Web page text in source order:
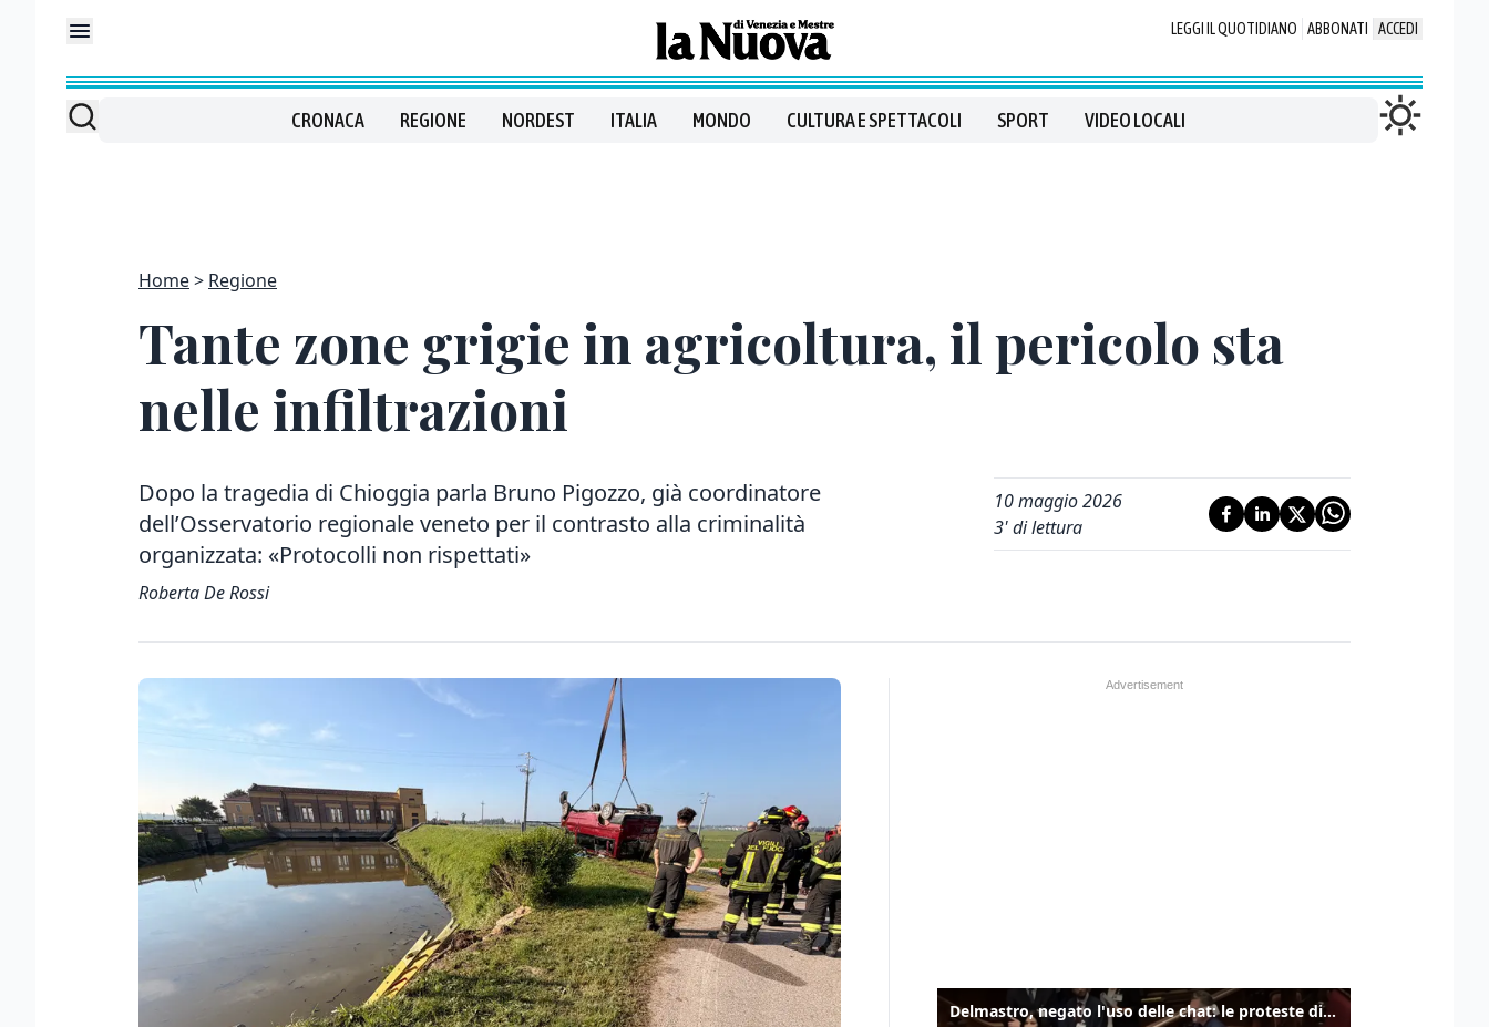
LEGGI IL QUOTIDIANO ABBONATI ACCEDI
CRONACA REGIONE NORDEST ITALIA MONDO CULTURA E SPETTACOLI SPORT VIDEO LOCALI
Home Regione
Tante zone grigie in agricoltura, il pericolo sta
nelle infiltrazioni
Dopo la tragedia di Chioggia parla Bruno Pigozzo, già coordinatore
dell’Osservatorio regionale veneto per il contrasto alla criminalità
organizzata: «Protocolli non rispettati»
Roberta De Rossi
10 maggio 2026
3' di lettura
Delmastro, negato l'uso delle chat: le proteste di Avs e M5s